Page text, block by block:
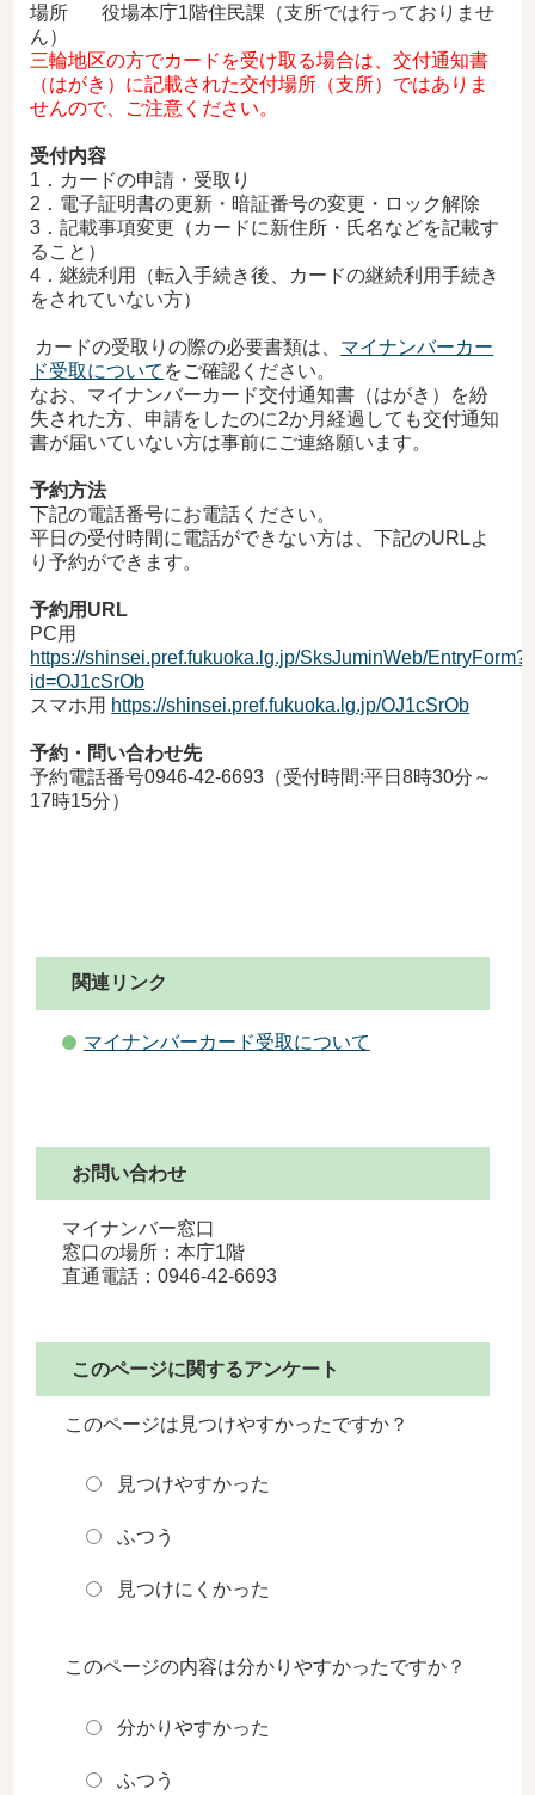
場所役場本庁1階住民課 （支所では行っておりませ
ん）
三輪地区の方でカードを受け取る場合は、交付通知書
（はがき）に記載された交付場所（支所）ではありま
せんので、ご注意ください。
受付内容
1．カードの申請・受取り
2．電子証明書の更新・暗証番号の変更・ロック解除
3．記載事項変更（カードに新住所・氏名などを記載す
ること）
4．継続利用（転入手続き後、カードの継続利用手続き
をされていない方）
カードの受取りの際の必要書類は、 マイナンバーカー
ド受取について をご確認ください。
なお、マイナンバーカード交付通知書（はがき）を紛
失された方、申請をしたのに2か月経過しても交付通知
書が届いていない方は事前にご連絡願います。
予約方法
下記の電話番号にお電話 ください。
平日の受付時間に電話ができない方は、下記のURLよ
り予約ができます。
予約用URL
PC用
https://shinsei.pref.fukuoka.lg.jp/SksJuminWeb/EntryForm?
id=OJ1cSrOb
スマホ用 https://shinsei.pref.fukuoka.lg.jp/OJ1cSrOb
予約・問い合わせ先
予約電話番号0946-42-6693（受付時間:平日8時30分～
17時15分）
関連リンク
マイナンバーカード受取について
お問い合わせ
マイナンバー窓口
窓口の場所：本庁1階
直通電話：0946-42-6693
このページに関するアンケート
このページは見つけやすかったですか？
見つけやすかった
ふつう
見つけにくかった
このページの内容は分かりやすかったですか？
分かりやすかった
ふつう